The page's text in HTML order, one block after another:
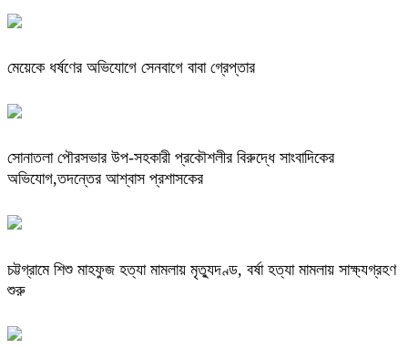
মেয়েকে ধর্ষণের অভিযোগে সেনবাগে বাবা গ্রেপ্তার
সোনাতলা পৌরসভার উপ-সহকারী প্রকৌশলীর বিরুদ্ধে সাংবাদিকের
অভিযোগ,তদন্তের আশ্বাস প্রশাসকের
চট্টগ্রামে শিশু মাহফুজ হত্যা মামলায় মৃত্যুদণ্ড, বর্ষা হত্যা মামলায় সাক্ষ্যগ্রহণ
শুরু